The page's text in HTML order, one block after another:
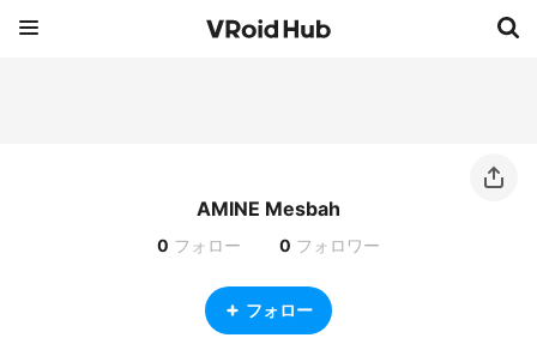
AMINE Mesbah
0 フォロー 0 フォロワー
フォロー